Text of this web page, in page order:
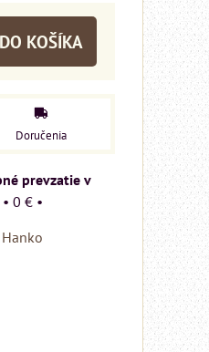
KOŠÍKA
Doručenia
prevzatie v
• 0 € •